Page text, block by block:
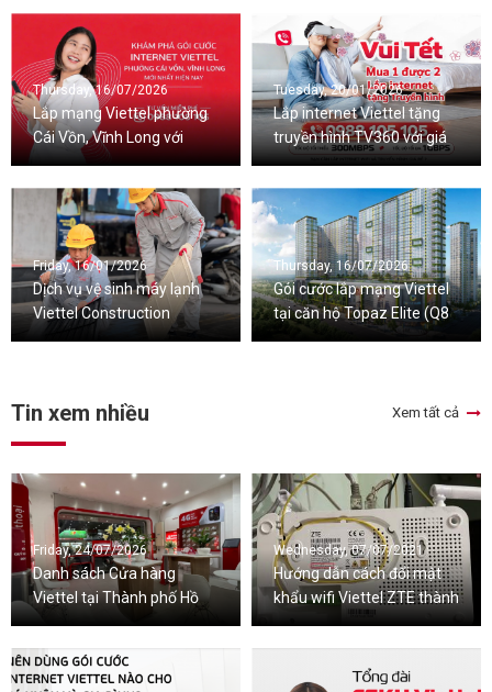
Thursday, 16/07/2026
Lắp mạng Viettel phường
Cái Vồn, Vĩnh Long với
nhiều ưu đãi đi kèm
Tuesday, 20/01/2026
Lắp internet Viettel tặng
truyền hình TV360 với giá
cước ưu đãi
Friday, 16/01/2026
Dịch vụ vệ sinh máy lạnh
Viettel Construction
chuyên nghiệp
Thursday, 16/07/2026
Gói cước lắp mạng Viettel
tại căn hộ Topaz Elite (Q8
Tin xem nhiều Xem tất cả
Friday, 24/07/2026
Danh sách Cửa hàng
Viettel tại Thành phố Hồ
Chí Minh
Wednesday, 07/07/2021
Hướng dẫn cách đổi mật
khẩu wifi Viettel ZTE thành
công 100%